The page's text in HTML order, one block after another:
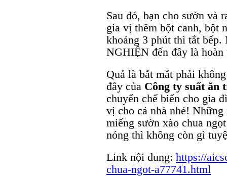
Sau đó, bạn cho sườn và
gia vị thêm bột canh, bột
khoảng 3 phút thì tắt
NGHIỆN đến đây là hoàn
Quả là bắt mắt phải
đây của Công ty suất ăn
chuyển chế biến cho gia
vị cho cả nhà nhé!
miếng sườn xào chua
nóng thì không còn gì
Link nội dung: https://
chua-ngot-a77741.html